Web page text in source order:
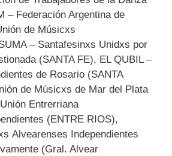
– Federación Argentina de
de Músicxs
– Santafesinxs Unidxs por
(SANTA FE), EL QUBIL –
de Rosario (SANTA
de Músicxs de Mar del Plata
Entrerriana
(ENTRE RIOS),
Alvearenses Independientes
(Gral. Alvear